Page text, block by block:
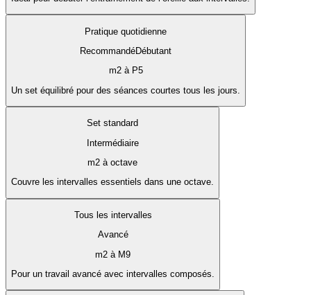
Pratique quotidienne
RecommandéDébutant
m2 à P5
Un set équilibré pour des séances courtes tous les jours.
Set standard
Intermédiaire
m2 à octave
Couvre les intervalles essentiels dans une octave.
Tous les intervalles
Avancé
m2 à M9
Pour un travail avancé avec intervalles composés.